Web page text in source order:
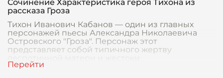
Сочинение Характеристика героя Тихона из
рассказа Гроза
Тихон Иванович Кабанов — один из главных
персонажей пьесы Александра Николаевича
Островского "Гроза". Персонаж этот
представляет собой типичного жертву